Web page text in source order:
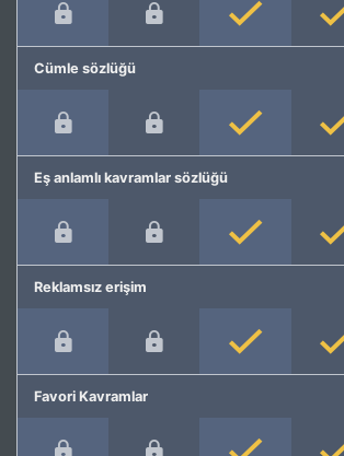
Cümle sözlüğü
Eş anlamlı kavramlar sözlüğü
Reklamsız erişim
Favori Kavramlar